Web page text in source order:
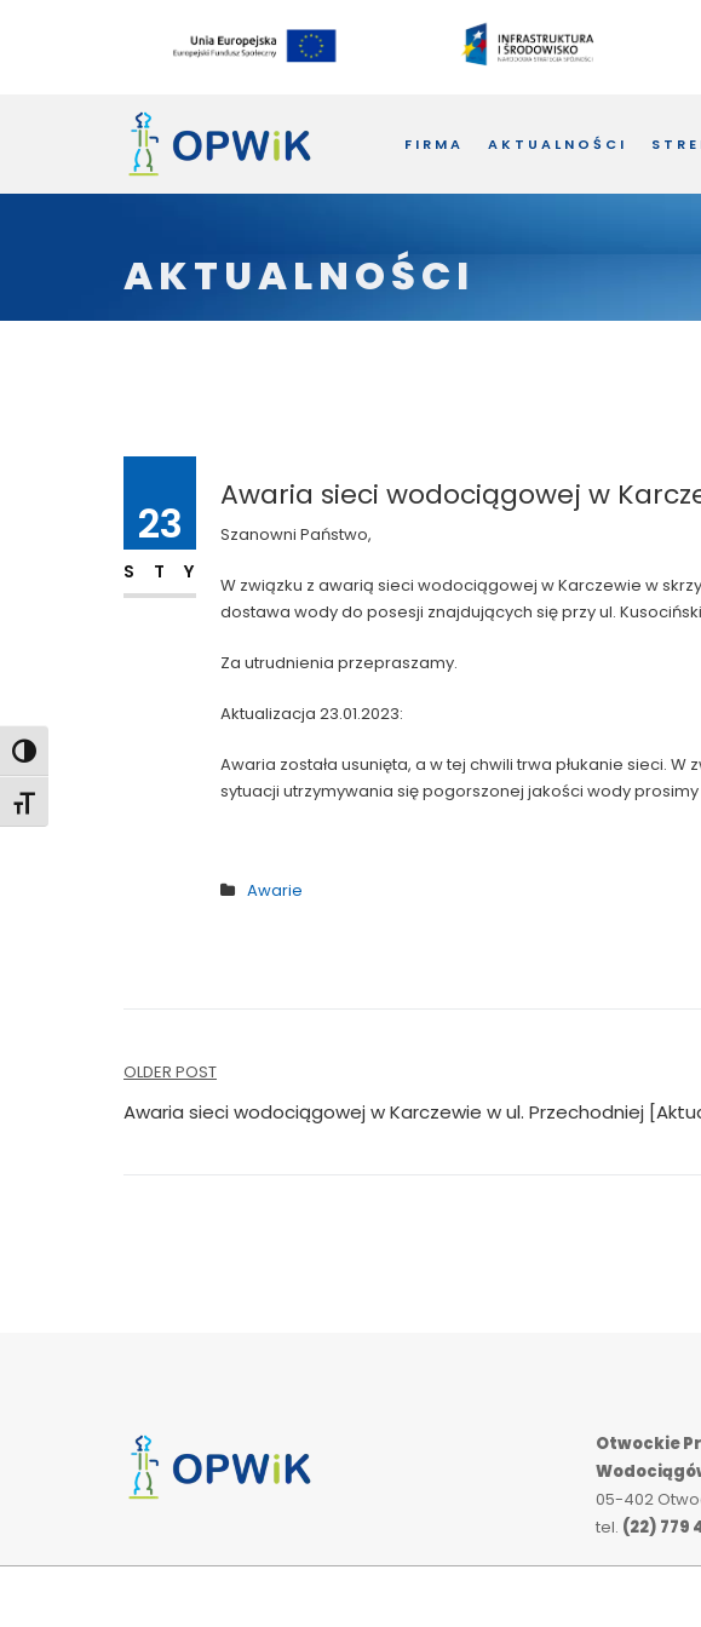
Toggle High Contrast
Toggle Font size
FIRMA AKTUALNOŚCI
AKTUALNOŚCI
23
STY
Awaria sieci wodociągowej w
Szanowni Państwo,
W związku z awarią sieci wodociągowej w Karczewie w
dostawa wody do posesji znajdujących się przy ul.
Za utrudnienia przepraszamy.
Aktualizacja 23.01.2023:
Awaria została usunięta, a w tej chwili trwa płukanie sieci.
sytuacji utrzymywania się pogorszonej jakości wody
Awarie
Nawigacja
wpisu
OLDER POST
Awaria sieci wodociągowej w Karczewie w ul. Przechodniej
Otwockie
05-402
tel. (22) 779